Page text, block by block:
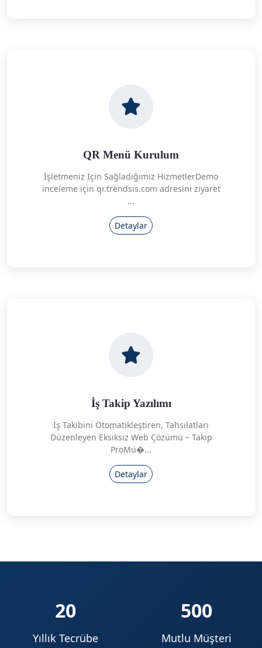
QR Menü Kurulum
İşletmeniz İçin Sağladığımız HizmetlerDemo
inceleme için qr.trendsis.com adresini ziyaret
...
Detaylar
İş Takip Yazılımı
İş Takibini Otomatikleştiren, Tahsilatları
Düzenleyen Eksiksiz Web Çözümü – Takip
ProMü�...
Detaylar
20
Yıllık Tecrübe
500
Mutlu Müşteri